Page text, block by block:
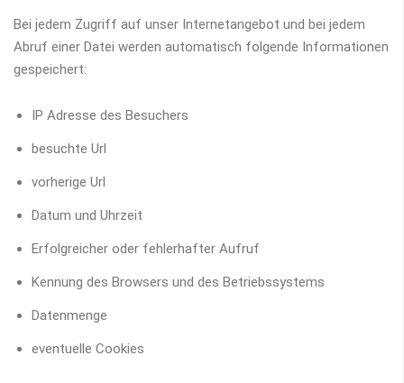
Bei jedem Zugriff auf unser Internetangebot und bei jedem
Abruf einer Datei werden automatisch folgende Informationen
gespeichert:
IP Adresse des Besuchers
besuchte Url
vorherige Url
Datum und Uhrzeit
Erfolgreicher oder fehlerhafter Aufruf
Kennung des Browsers und des Betriebssystems
Datenmenge
eventuelle Cookies